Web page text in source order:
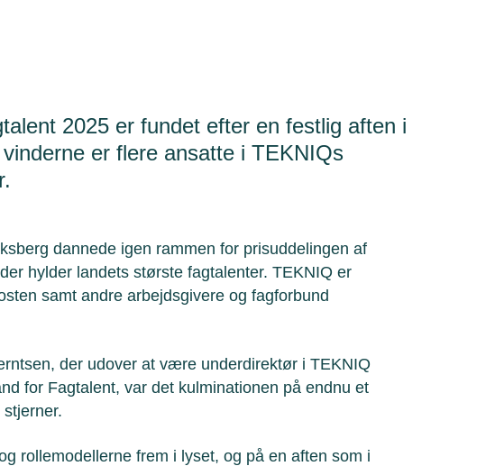
2025 er fundet efter en festlig aften i
er flere ansatte i TEKNIQs
dannede igen rammen for prisuddelingen af
hylder landets største fagtalenter. TEKNIQ er
samt andre arbejdsgivere og fagforbund
der udover at være underdirektør i TEKNIQ
for Fagtalent, var det kulminationen på endnu et
rollemodellerne frem i lyset, og på en aften som i